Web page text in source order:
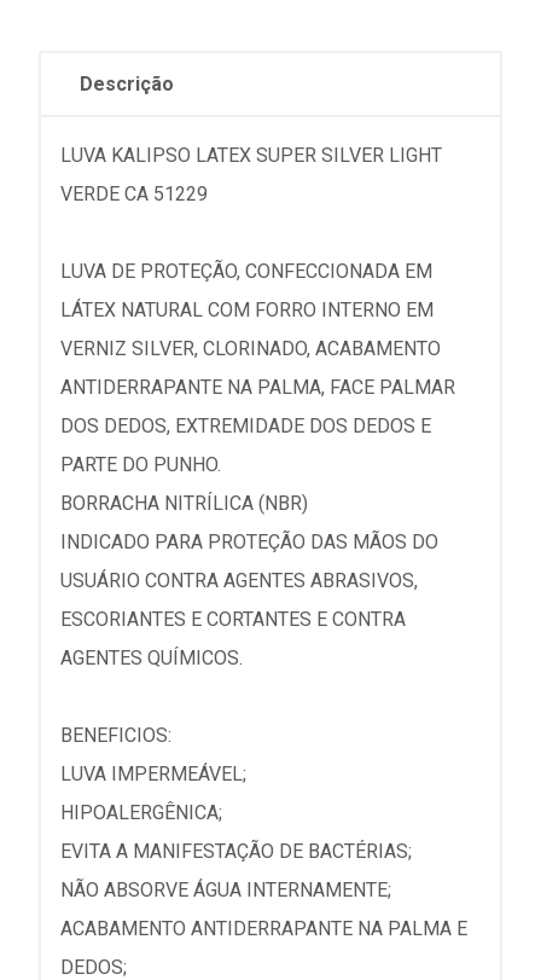
Descrição
LUVA KALIPSO LATEX SUPER SILVER LIGHT
VERDE CA 51229
LUVA DE PROTEÇÃO, CONFECCIONADA EM
LÁTEX NATURAL COM FORRO INTERNO EM
VERNIZ SILVER, CLORINADO, ACABAMENTO
ANTIDERRAPANTE NA PALMA, FACE PALMAR
DOS DEDOS, EXTREMIDADE DOS DEDOS E
PARTE DO PUNHO.
BORRACHA NITRÍLICA (NBR)
INDICADO PARA PROTEÇÃO DAS MÃOS DO
USUÁRIO CONTRA AGENTES ABRASIVOS,
ESCORIANTES E CORTANTES E CONTRA
AGENTES QUÍMICOS.
BENEFICIOS:
LUVA IMPERMEÁVEL;
HIPOALERGÊNICA;
EVITA A MANIFESTAÇÃO DE BACTÉRIAS;
NÃO ABSORVE ÁGUA INTERNAMENTE;
ACABAMENTO ANTIDERRAPANTE NA PALMA E
DEDOS;